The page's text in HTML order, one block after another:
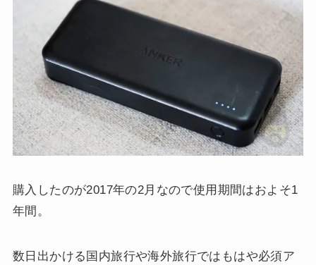
購入したのが2017年の2月なので使用期間はおよそ1
年間。
数日出かける国内旅行や海外旅行ではもはや必須ア